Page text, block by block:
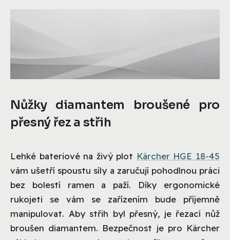
Nůžky diamantem broušené pro
přesný řez a střih
Lehké bateriové na živý plot Kärcher HGE 18-45
vám ušetří spoustu síly a zaručují pohodlnou práci
bez bolestí ramen a paží. Díky ergonomické
rukojeti se vám se zařízením bude příjemně
manipulovat. Aby střih byl přesný, je řezací nůž
broušen diamantem. Bezpečnost je pro Kärcher